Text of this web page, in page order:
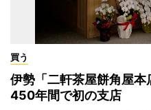
買う
伊勢「二軒茶屋餅角屋
450年間で初の支店